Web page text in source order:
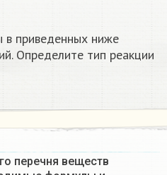
в приведенных ниже
Определите тип реакции
перечня веществ